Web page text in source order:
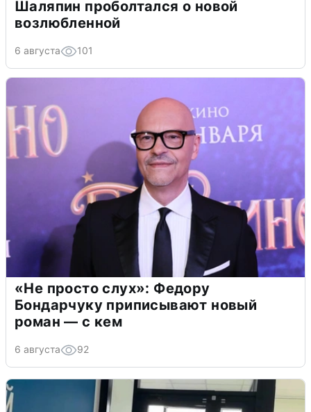
Шаляпин проболтался о новой
возлюбленной
6 августа 101
«Не просто слух»: Федору
Бондарчуку приписывают новый
роман — с кем
6 августа 92